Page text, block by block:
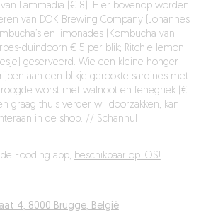
4, 8000 Brugge, België
van Lammadia (€ 8). Hier bovenop worden
van DOK Brewing Company (Johannes
en limonades (Kombucha van
duindoorn € 5 per blik; Ritchie lemon
geserveerd. Wie een kleine honger
aan een blikje gerookte sardines met
worst met walnoot en fenegriek (€
graag thuis verder wil doorzakken, kan
in de shop. // Schannul
Fooding app, beschikbaar op iOS!